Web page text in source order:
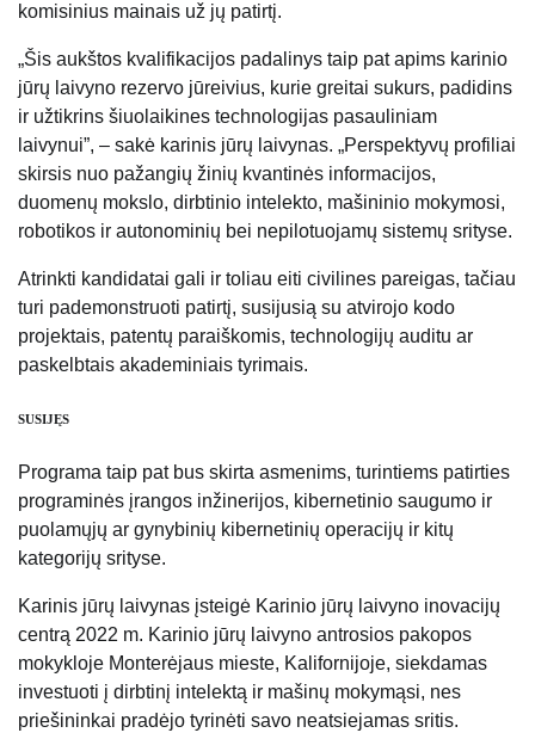
komisinius mainais už jų patirtį.
„Šis aukštos kvalifikacijos padalinys taip pat apims karinio
jūrų laivyno rezervo jūreivius, kurie greitai sukurs, padidins
ir užtikrins šiuolaikines technologijas pasauliniam
laivynui”, – sakė karinis jūrų laivynas. „Perspektyvų profiliai
skirsis nuo pažangių žinių kvantinės informacijos,
duomenų mokslo, dirbtinio intelekto, mašininio mokymosi,
robotikos ir autonominių bei nepilotuojamų sistemų srityse.
Atrinkti kandidatai gali ir toliau eiti civilines pareigas, tačiau
turi pademonstruoti patirtį, susijusią su atvirojo kodo
projektais, patentų paraiškomis, technologijų auditu ar
paskelbtais akademiniais tyrimais.
SUSIJĘS
Programa taip pat bus skirta asmenims, turintiems patirties
programinės įrangos inžinerijos, kibernetinio saugumo ir
puolamųjų ar gynybinių kibernetinių operacijų ir kitų
kategorijų srityse.
Karinis jūrų laivynas įsteigė Karinio jūrų laivyno inovacijų
centrą 2022 m. Karinio jūrų laivyno antrosios pakopos
mokykloje Monterėjaus mieste, Kalifornijoje, siekdamas
investuoti į dirbtinį intelektą ir mašinų mokymąsi, nes
priešininkai pradėjo tyrinėti savo neatsiejamas sritis.